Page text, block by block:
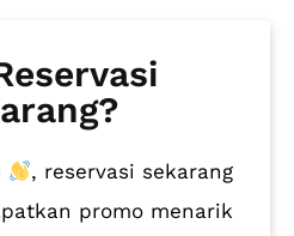
, reservasi sekarang
promo menarik